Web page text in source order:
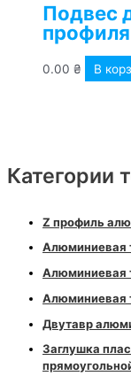
Категории
Z профиль
Алюминиевая
Алюминиевая
Алюминиевая
Двутавр
Заглушка
Подвес
0.00 ₴ В